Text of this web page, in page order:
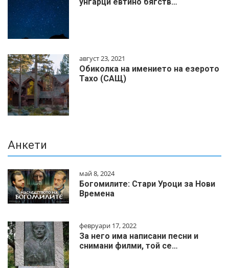
август 23, 2021
Обиколка на имението на езерото
Тахо (САЩ)
Анкети
май 8, 2024
Богомилите: Стари Уроци за Нови
Времена
февруари 17, 2022
За него има написани песни и
снимани филми, той се…